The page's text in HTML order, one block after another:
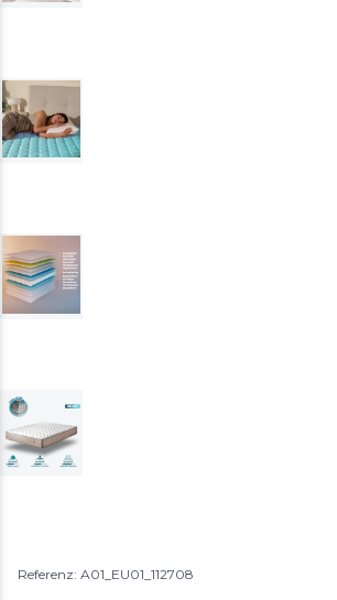
Referenz: A01_EU01_112708